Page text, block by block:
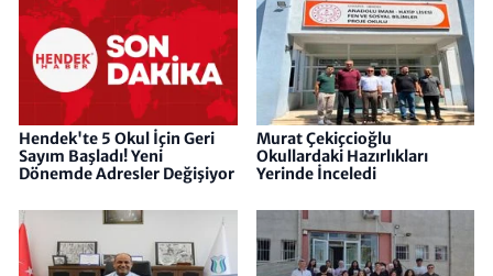
Hendek'te 5 Okul İçin Geri
Sayım Başladı! Yeni
Dönemde Adresler Değişiyor
Murat Çekiçcioğlu
Okullardaki Hazırlıkları
Yerinde İnceledi